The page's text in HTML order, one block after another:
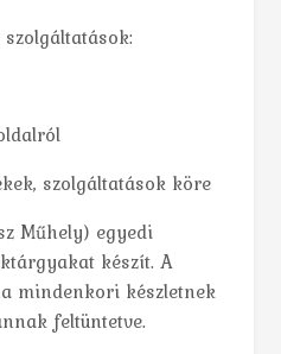
szolgáltatások köre
Műhely) egyedi
készít. A
mindenkori készletnek
feltüntetve.